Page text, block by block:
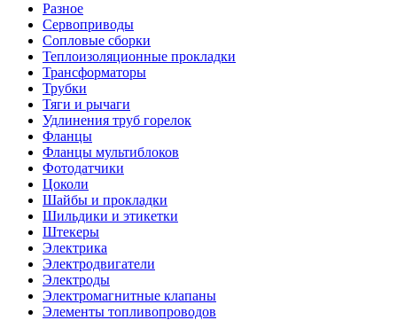
Разное
Сервоприводы
Сопловые сборки
Теплоизоляционные прокладки
Трансформаторы
Трубки
Тяги и рычаги
Удлинения труб горелок
Фланцы
Фланцы мультиблоков
Фотодатчики
Цоколи
Шайбы и прокладки
Шильдики и этикетки
Штекеры
Электрика
Электродвигатели
Электроды
Электромагнитные клапаны
Элементы топливопроводов